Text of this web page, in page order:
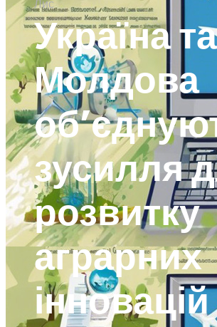
Лис
Україна та
Молдова
зусилля
розвитку
аграрних
інновацій